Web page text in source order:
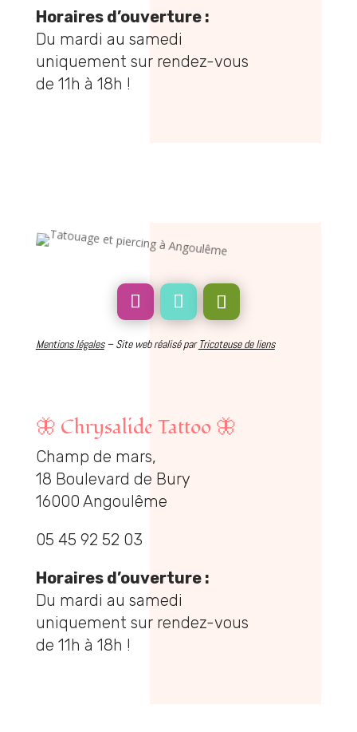
Horaires d’ouverture :
Du mardi au samedi
uniquement sur rendez-vous
de 11h à 18h !
Mentions légales– Site web réalisé parTricoteuse de liens
🦋 Chrysalide Tattoo 🦋
Champ de mars,
18 Boulevard de Bury
16000 Angoulême
05 45 92 52 03
Horaires d’ouverture :
Du mardi au samedi
uniquement sur rendez-vous
de 11h à 18h !